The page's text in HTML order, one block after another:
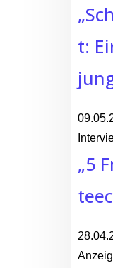
t:
„5